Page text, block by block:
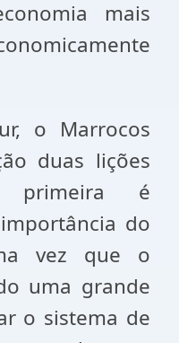
mais
o Marrocos
duas lições
é
do
vez que o
uma grande
o sistema de